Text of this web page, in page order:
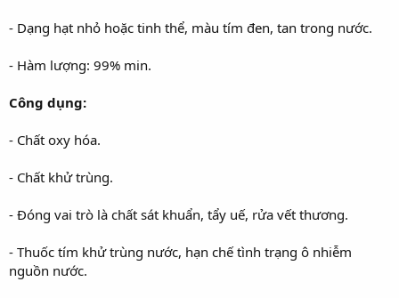
- Dạng hạt nhỏ hoặc tinh thể, màu tím đen, tan trong nước.
- Hàm lượng: 99% min.
Công dụng:
- Chất oxy hóa.
- Chất khử trùng.
- Đóng vai trò là chất sát khuẩn, tẩy uế, rửa vết thương.
- Thuốc tím khử trùng nước, hạn chế tình trạng ô nhiễm
nguồn nước.